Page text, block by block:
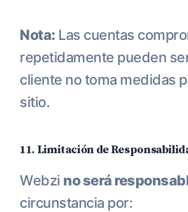
Nota: Las cuentas
repetidamente pueden
cliente no toma medidas
sitio.
11. Limitación de
Webzi no será
circunstancia por: